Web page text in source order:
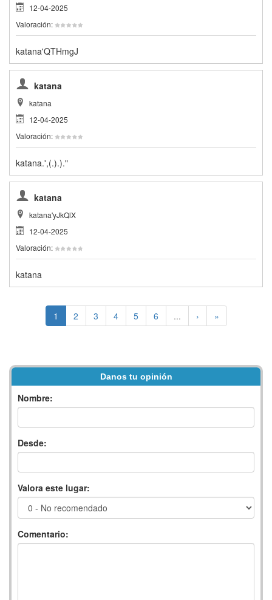
12-04-2025
Valoración:
katana'QTHmgJ
katana
katana
12-04-2025
Valoración:
katana.',(.).)."
katana
katana'yJkQlX
12-04-2025
Valoración:
katana
1 2 3 4 5 6 ... › »
Danos tu opinión
Nombre:
Desde:
Valora este lugar:
Comentario: